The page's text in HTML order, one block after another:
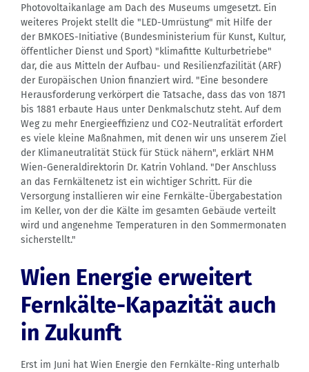
Photovoltaikanlage am Dach des Museums umgesetzt. Ein
weiteres Projekt stellt die "LED-Umrüstung" mit Hilfe der
der BMKOES-Initiative (Bundesministerium für Kunst, Kultur,
öffentlicher Dienst und Sport) "klimafitte Kulturbetriebe"
dar, die aus Mitteln der Aufbau- und Resilienzfazilität (ARF)
der Europäischen Union finanziert wird. "Eine besondere
Herausforderung verkörpert die Tatsache, dass das von 1871
bis 1881 erbaute Haus unter Denkmalschutz steht. Auf dem
Weg zu mehr Energieeffizienz und CO2-Neutralität erfordert
es viele kleine Maßnahmen, mit denen wir uns unserem Ziel
der Klimaneutralität Stück für Stück nähern", erklärt NHM
Wien-Generaldirektorin Dr. Katrin Vohland. "Der Anschluss
an das Fernkältenetz ist ein wichtiger Schritt. Für die
Versorgung installieren wir eine Fernkälte-Übergabestation
im Keller, von der die Kälte im gesamten Gebäude verteilt
wird und angenehme Temperaturen in den Sommermonaten
sicherstellt."
Wien Energie erweitert
Fernkälte-Kapazität auch
in Zukunft
Erst im Juni hat Wien Energie den Fernkälte-Ring unterhalb